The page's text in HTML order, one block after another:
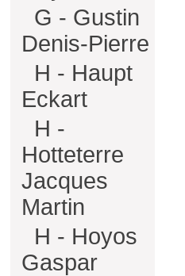
G - Gustin
Denis-Pierre
H - Haupt
Eckart
H -
Hotteterre
Jacques
Martin
H - Hoyos
Gaspar